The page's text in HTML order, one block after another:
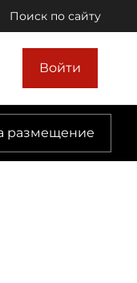
Поиск по сайту
Войти
размещение